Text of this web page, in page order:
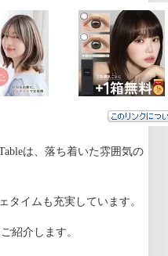
は、落ち着いた雰囲気の
タイムも充実しています。
紹介します。